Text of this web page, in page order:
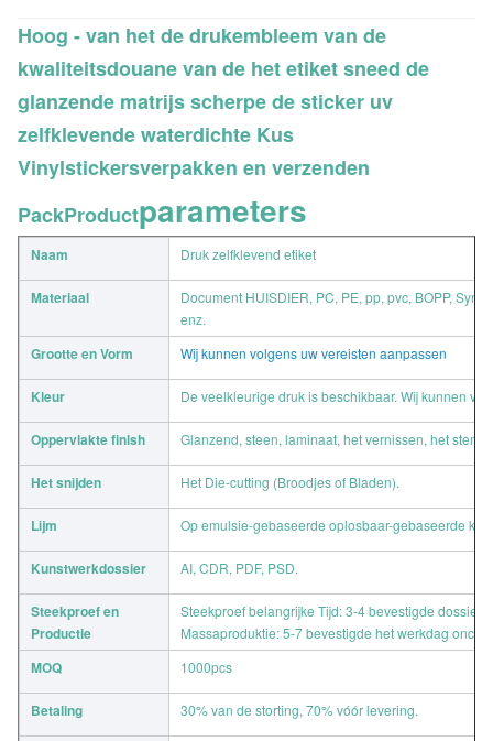
Hoog - van het de drukembleem van de
kwaliteitsdouane van de het etiket sneed de
glanzende matrijs scherpe de sticker uv
zelfklevende waterdichte Kus
Vinylstickersverpakken en verzenden
PackProductparameters
Naam Druk zelfklevend etiket
Materiaal
Document HUISDIER, PC, PE, pp, pvc, BOPP,
enz.
Grootte en Vorm Wij kunnen volgens uw vereisten aanpassen
Kleur De veelkleurige druk is beschikbaar. Wij kunnen
Oppervlakte finlsh Glanzend, steen, laminaat, het vernissen, het
Het snijden Het Die-cutting (Broodjes of Bladen).
Lijm Op emulsie-gebaseerde oplosbaar-gebaseerde
Kunstwerkdossier AI, CDR, PDF, PSD.
Steekproef en
Productie
Steekproef belangrijke Tijd: 3-4 bevestigde
Massaproduktie: 5-7 bevestigde het werkdag
MOQ 1000pcs
Betaling 30% van de storting, 70% vóór levering.